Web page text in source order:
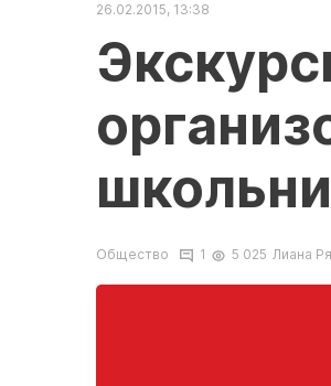
26.02.2015, 13:38
Общество 1 5 025 Лиана